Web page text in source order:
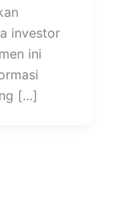
investor
ini
[…]